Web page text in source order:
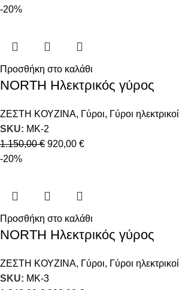
-20%
Προσθήκη στο καλάθι
NORTH Ηλεκτρικός γύρος
ΖΕΣΤΗ ΚΟΥΖΙΝΑ, Γύροι, Γύροι ηλεκτρικοί
SKU: MK-2
1.150,00€ 920,00 €
-20%
Προσθήκη στο καλάθι
NORTH Ηλεκτρικός γύρος
ΖΕΣΤΗ ΚΟΥΖΙΝΑ, Γύροι, Γύροι ηλεκτρικοί
SKU: MK-3